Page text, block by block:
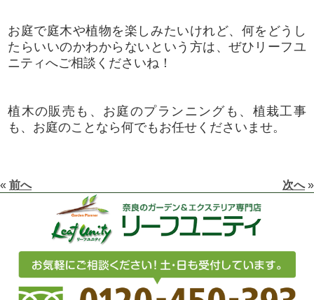
お庭で庭木や植物を楽しみたいけれど、何をどうし
たらいいのかわからないという方は、ぜひリーフユ
ニティへご相談くださいね！
植木の販売も、お庭のプランニングも、植栽工事
も、お庭のことなら何でもお任せくださいませ。
« 前へ 次へ»